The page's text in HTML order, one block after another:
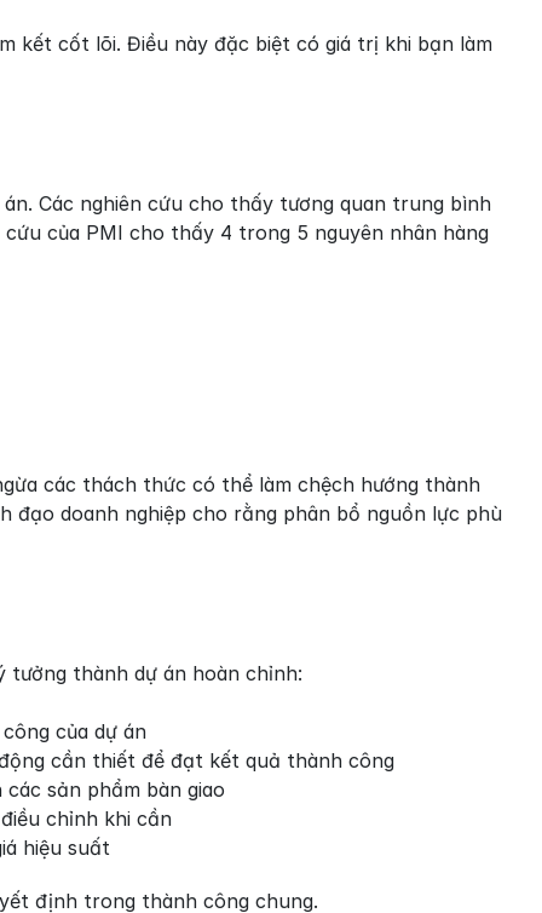
kết cốt lõi. Điều này đặc biệt có giá trị khi bạn làm
Các nghiên cứu cho thấy tương quan trung bình
của PMI cho thấy 4 trong 5 nguyên nhân hàng
các thách thức có thể làm chệch hướng thành
doanh nghiệp cho rằng phân bổ nguồn lực phù
tưởng thành dự án hoàn chỉnh:
của dự án
cần thiết để đạt kết quả thành công
sản phẩm bàn giao
chỉnh khi cần
hiệu suất
định trong thành công chung.